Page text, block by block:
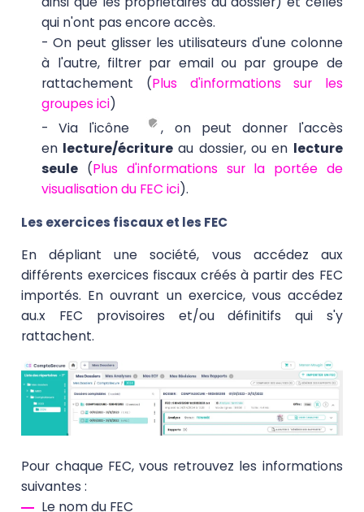
qui n'ont pas encore accès.
- On peut glisser les utilisateurs d'une colonne
à l'autre, filtrer par email ou par groupe de
rattachement (Plus d'informations sur les
groupes ici)
- Via l'icône
, on peut donner l'accès
en lecture/écritureau dossier, ou en lecture
seule (Plus d'informations sur la portée de
visualisation du FEC ici).
Les exercices fiscaux et les FEC
En dépliant une société, vous accédez aux
différents exercices fiscaux créés à partir des FEC
importés. En ouvrant un exercice, vous accédez
au.x FEC provisoires et/ou définitifs qui s'y
rattachent.
Pour chaque FEC, vous retrouvez les informations
suivantes :
Le nom du FEC